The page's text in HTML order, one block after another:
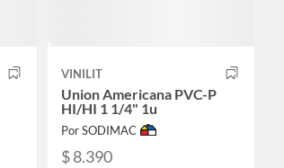
VINILIT
Union Americana PVC-P
HI/HI 1 1/4" 1u
Por SODIMAC
$ 8.390